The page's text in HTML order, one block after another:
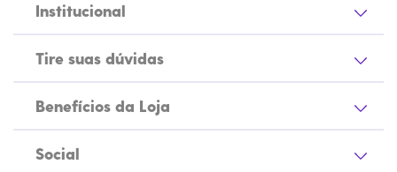
Institucional
Tire suas dúvidas
Benefícios da Loja
Social